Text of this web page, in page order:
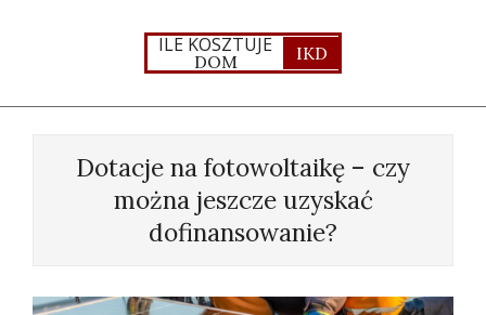
ILE KOSZTUJE
DOM IKD
Dotacje na fotowoltaikę – czy
można jeszcze uzyskać
dofinansowanie?